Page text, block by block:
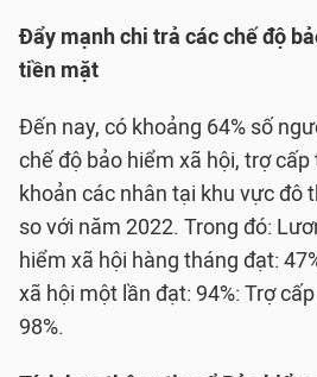
Đẩy mạnh chi trả các chế độ
tiền mặt
Đến nay, có khoảng 64% số
chế độ bảo hiểm xã hội, trợ
khoản các nhân tại khu vực đô
so với năm 2022. Trong đó:
hiểm xã hội hàng tháng đạt:
xã hội một lần đạt: 94%: Trợ
98%.